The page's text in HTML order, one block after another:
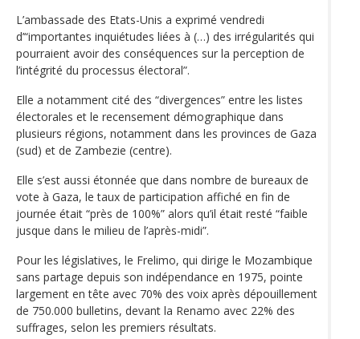
L’ambassade des Etats-Unis a exprimé vendredi
d’“importantes inquiétudes liées à (…) des irrégularités qui
pourraient avoir des conséquences sur la perception de
l’intégrité du processus électoral”.
Elle a notamment cité des “divergences” entre les listes
électorales et le recensement démographique dans
plusieurs régions, notamment dans les provinces de Gaza
(sud) et de Zambezie (centre).
Elle s’est aussi étonnée que dans nombre de bureaux de
vote à Gaza, le taux de participation affiché en fin de
journée était “près de 100%” alors qu’il était resté “faible
jusque dans le milieu de l’après-midi”.
Pour les législatives, le Frelimo, qui dirige le Mozambique
sans partage depuis son indépendance en 1975, pointe
largement en tête avec 70% des voix après dépouillement
de 750.000 bulletins, devant la Renamo avec 22% des
suffrages, selon les premiers résultats.